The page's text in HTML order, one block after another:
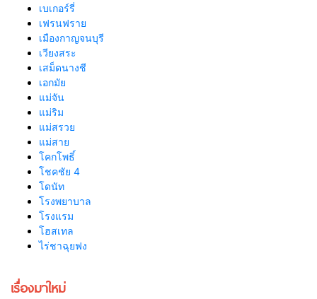
เบเกอร์รี่
เฟรนฟราย
เมืองกาญจนบุรี
เวียงสระ
เสม็ดนางชี
เอกมัย
แม่จัน
แม่ริม
แม่สรวย
แม่สาย
โคกโพธิ์
โชคชัย 4
โดนัท
โรงพยาบาล
โรงแรม
โฮสเทล
ไร่ชาฉุยฟง
เรื่องมาใหม่